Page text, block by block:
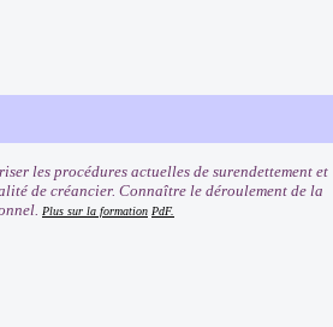
les procédures actuelles de surendettement et
de créancier. Connaître le déroulement de la
Plus sur la formation PdF.